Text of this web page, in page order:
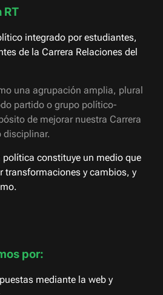
RT
integrado por estudiantes,
de la Carrera Relaciones del
una agrupación amplia, plural
partido o grupo político-
de mejorar nuestra Carrera
disciplinar.
constituye un medio que
transformaciones y cambios, y
por:
mediante la web y